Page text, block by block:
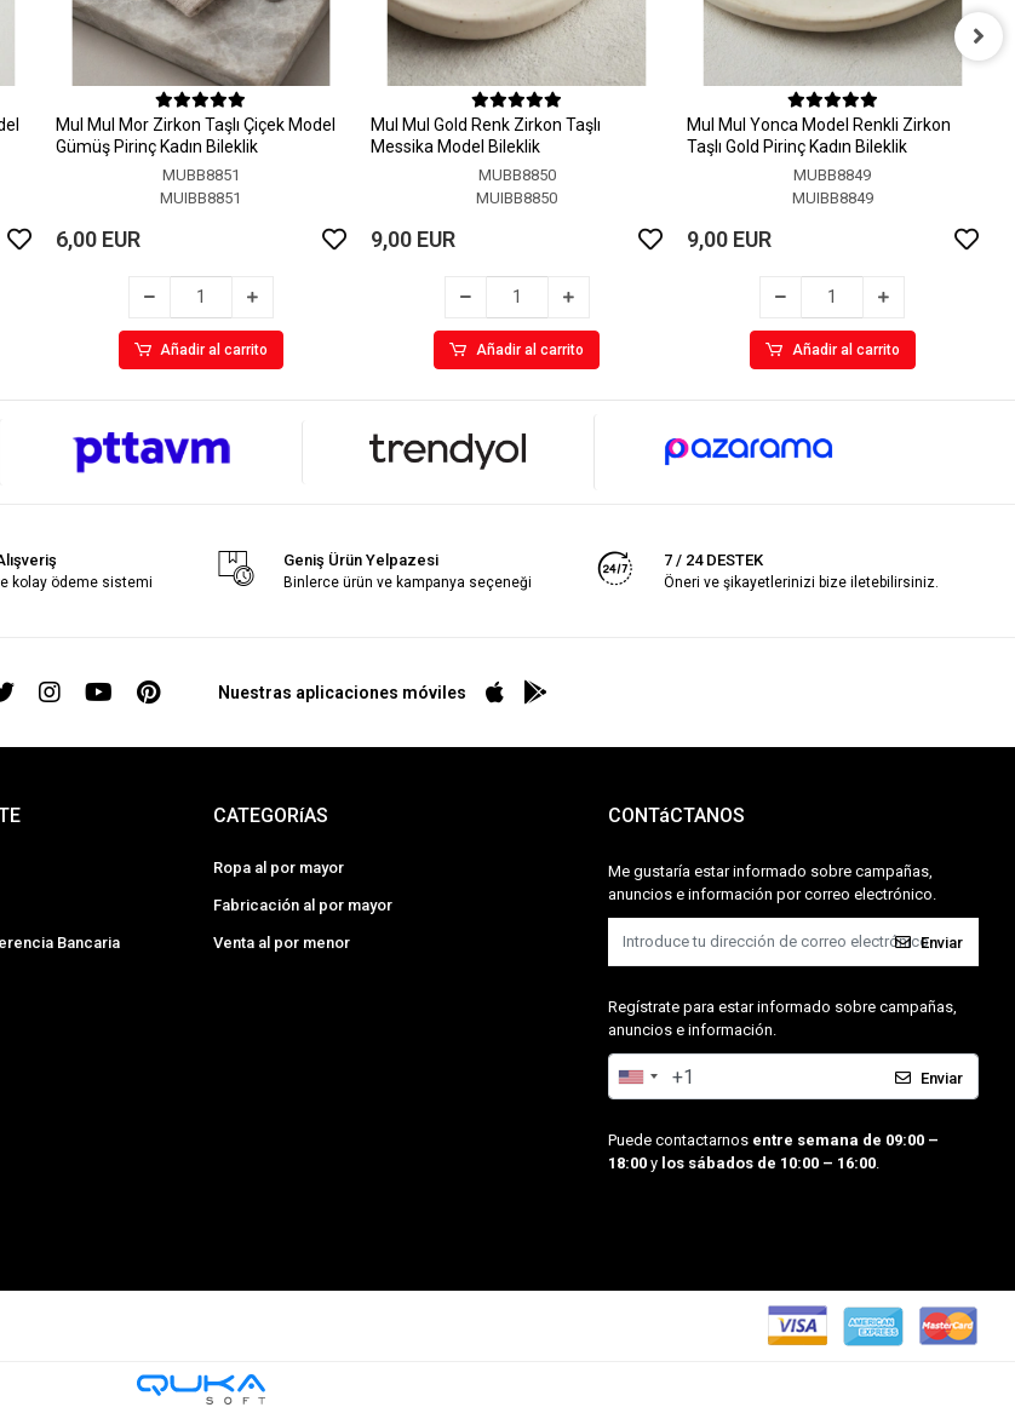
MuI MuI Mor Zirkon Taşlı Çiçek Model
Gümüş Pirinç Kadın Bileklik
MUBB8851
MUIBB8851
6,00 EUR
Añadir al carrito
MuI MuI Gold Renk Zirkon Taşlı
Messika Model Bileklik
MUBB8850
MUIBB8850
9,00 EUR
Añadir al carrito
MuI MuI Yonca Model Renkli Zirkon
Taşlı Gold Pirinç Kadın Bileklik
MUBB8849
MUIBB8849
9,00 EUR
Añadir al carrito
kolay ödeme sistemi
Geniş Ürün Yelpazesi
Binlerce ürün ve kampanya seçeneği
7 / 24 DESTEK
Öneri ve şikayetlerinizi bize iletebilirsiniz.
Nuestras aplicaciones móviles
Bancaria
CATEGORíAS
Ropa al por mayor
Fabricación al por mayor
Venta al por menor
CONTáCTANOS
Me gustaría estar informado sobre campañas,
anuncios e información por correo electrónico.
Enviar
Regístrate para estar informado sobre campañas,
anuncios e información.
Enviar
Puede contactarnos entre semana de 09:00 –
18:00y los sábados de 10:00 – 16:00.